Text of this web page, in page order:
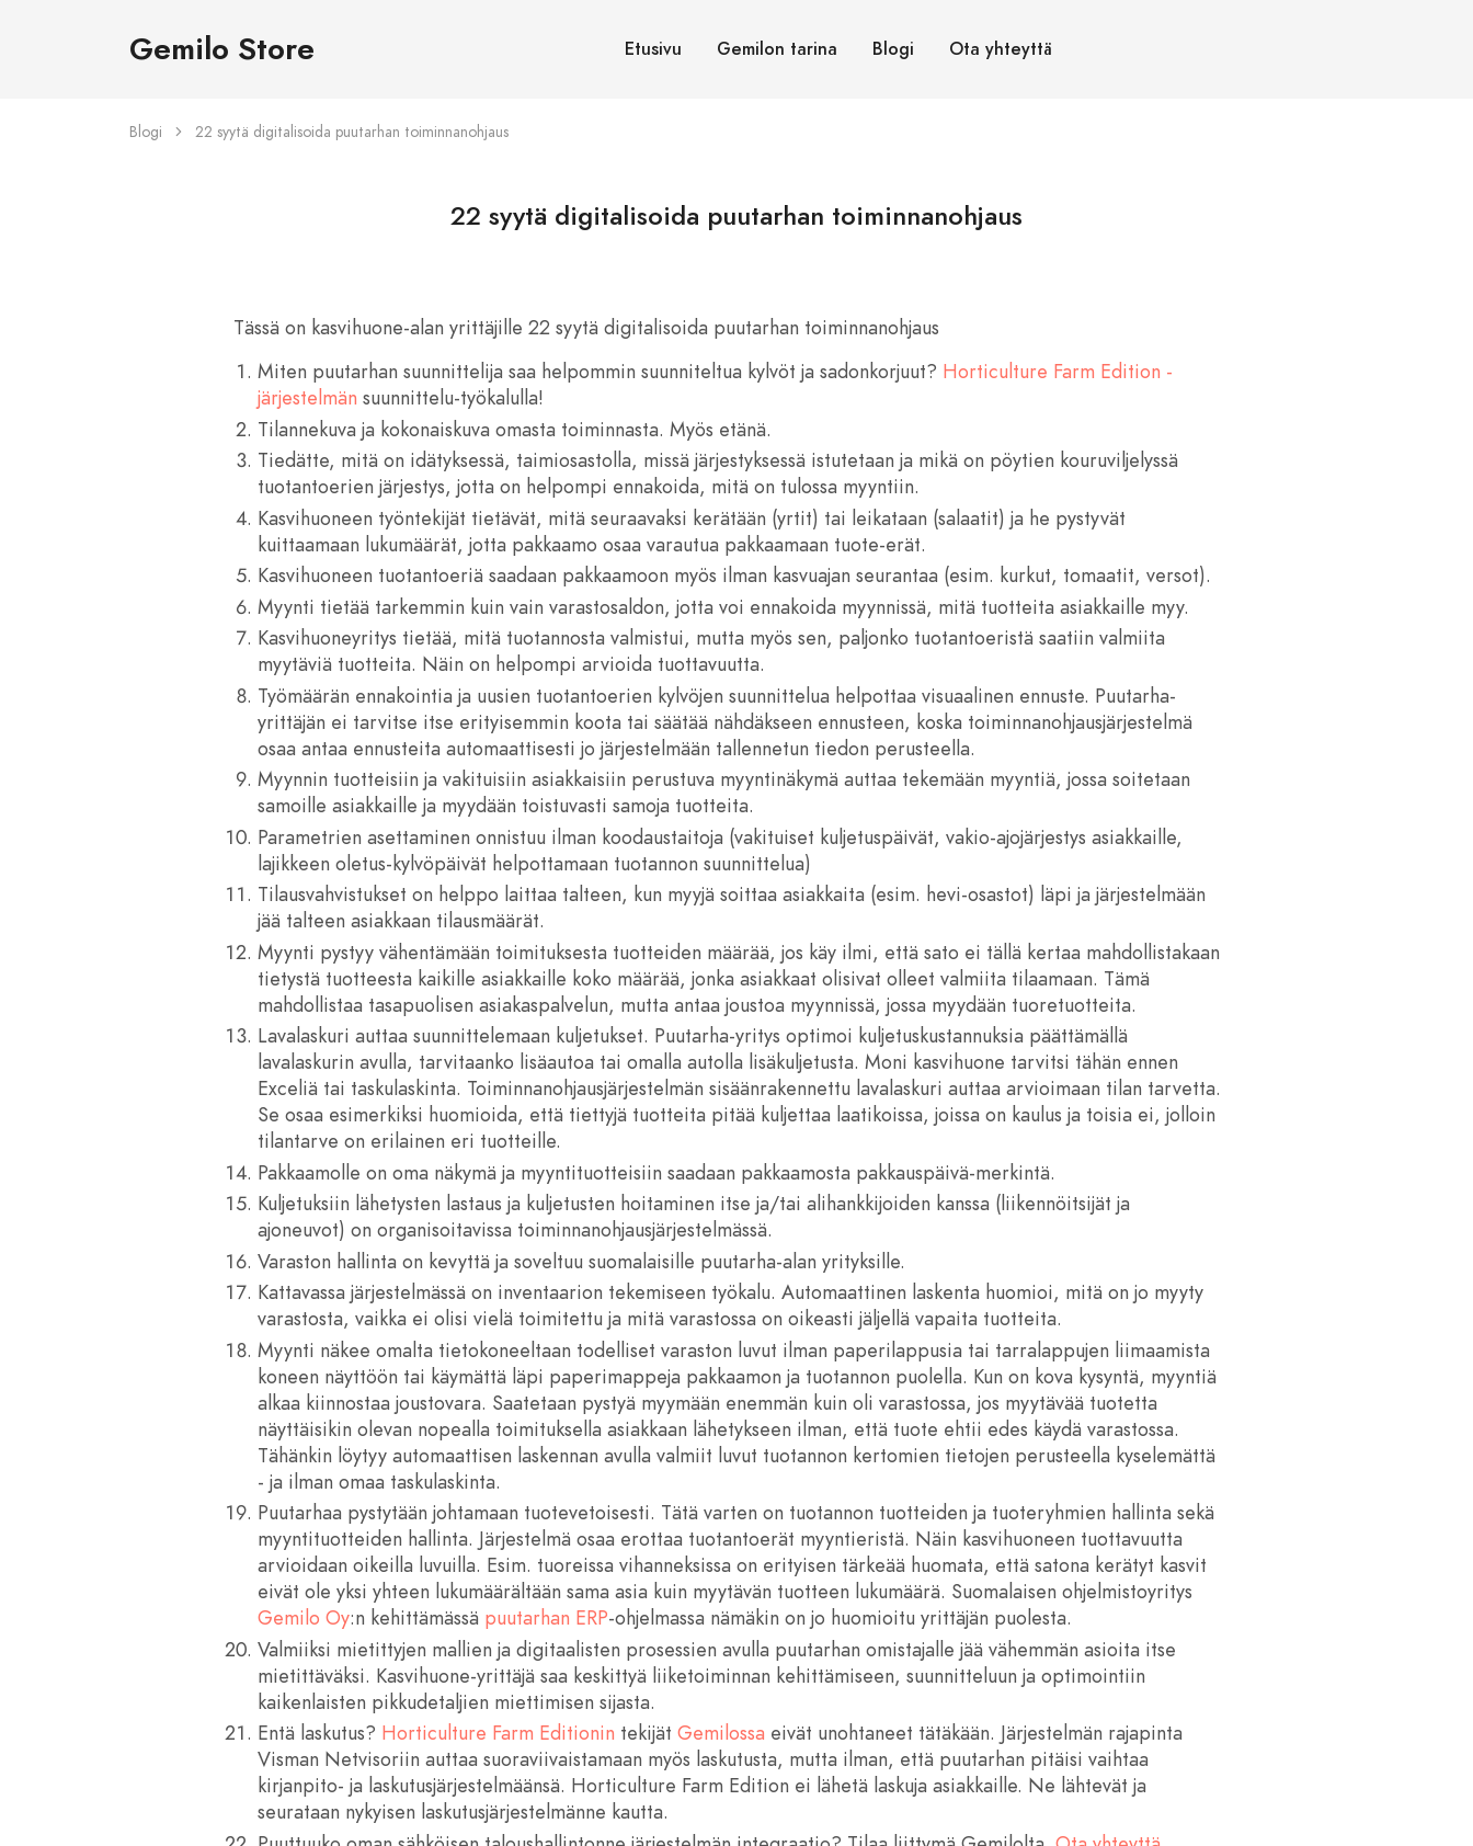
Gemilo Store Etusivu Gemilon tarina Blogi Ota yhteyttä
Blogi 22 syytä digitalisoida puutarhan toiminnanohjaus
22 syytä digitalisoida puutarhan toiminnanohjaus
Tässä on kasvihuone-alan yrittäjille 22 syytä digitalisoida puutarhan toiminnanohjaus
Miten puutarhan suunnittelija saa helpommin suunniteltua kylvöt ja sadonkorjuut? Horticulture Farm Edition -
järjestelmän suunnittelu-työkalulla!
Tilannekuva ja kokonaiskuva omasta toiminnasta. Myös etänä.
Tiedätte, mitä on idätyksessä, taimiosastolla, missä järjestyksessä istutetaan ja mikä on pöytien kouruviljelyssä
tuotantoerien järjestys, jotta on helpompi ennakoida, mitä on tulossa myyntiin.
Kasvihuoneen työntekijät tietävät, mitä seuraavaksi kerätään (yrtit) tai leikataan (salaatit) ja he pystyvät
kuittaamaan lukumäärät, jotta pakkaamo osaa varautua pakkaamaan tuote-erät.
Kasvihuoneen tuotantoeriä saadaan pakkaamoon myös ilman kasvuajan seurantaa (esim. kurkut, tomaatit, versot).
Myynti tietää tarkemmin kuin vain varastosaldon, jotta voi ennakoida myynnissä, mitä tuotteita asiakkaille myy.
Kasvihuoneyritys tietää, mitä tuotannosta valmistui, mutta myös sen, paljonko tuotantoeristä saatiin valmiita
myytäviä tuotteita. Näin on helpompi arvioida tuottavuutta.
Työmäärän ennakointia ja uusien tuotantoerien kylvöjen suunnittelua helpottaa visuaalinen ennuste. Puutarha-
yrittäjän ei tarvitse itse erityisemmin koota tai säätää nähdäkseen ennusteen, koska toiminnanohjausjärjestelmä
osaa antaa ennusteita automaattisesti jo järjestelmään tallennetun tiedon perusteella.
Myynnin tuotteisiin ja vakituisiin asiakkaisiin perustuva myyntinäkymä auttaa tekemään myyntiä, jossa soitetaan
samoille asiakkaille ja myydään toistuvasti samoja tuotteita.
Parametrien asettaminen onnistuu ilman koodaustaitoja (vakituiset kuljetuspäivät, vakio-ajojärjestys asiakkaille,
lajikkeen oletus-kylvöpäivät helpottamaan tuotannon suunnittelua)
Tilausvahvistukset on helppo laittaa talteen, kun myyjä soittaa asiakkaita (esim. hevi-osastot) läpi ja järjestelmään
jää talteen asiakkaan tilausmäärät.
Myynti pystyy vähentämään toimituksesta tuotteiden määrää, jos käy ilmi, että sato ei tällä kertaa mahdollistakaan
tietystä tuotteesta kaikille asiakkaille koko määrää, jonka asiakkaat olisivat olleet valmiita tilaamaan. Tämä
mahdollistaa tasapuolisen asiakaspalvelun, mutta antaa joustoa myynnissä, jossa myydään tuoretuotteita.
Lavalaskuri auttaa suunnittelemaan kuljetukset. Puutarha-yritys optimoi kuljetuskustannuksia päättämällä
lavalaskurin avulla, tarvitaanko lisäautoa tai omalla autolla lisäkuljetusta. Moni kasvihuone tarvitsi tähän ennen
Exceliä tai taskulaskinta. Toiminnanohjausjärjestelmän sisäänrakennettu lavalaskuri auttaa arvioimaan tilan tarvetta.
Se osaa esimerkiksi huomioida, että tiettyjä tuotteita pitää kuljettaa laatikoissa, joissa on kaulus ja toisia ei, jolloin
tilantarve on erilainen eri tuotteille.
Pakkaamolle on oma näkymä ja myyntituotteisiin saadaan pakkaamosta pakkauspäivä-merkintä.
Kuljetuksiin lähetysten lastaus ja kuljetusten hoitaminen itse ja/tai alihankkijoiden kanssa (liikennöitsijät ja
ajoneuvot) on organisoitavissa toiminnanohjausjärjestelmässä.
Varaston hallinta on kevyttä ja soveltuu suomalaisille puutarha-alan yrityksille.
Kattavassa järjestelmässä on inventaarion tekemiseen työkalu. Automaattinen laskenta huomioi, mitä on jo myyty
varastosta, vaikka ei olisi vielä toimitettu ja mitä varastossa on oikeasti jäljellä vapaita tuotteita.
Myynti näkee omalta tietokoneeltaan todelliset varaston luvut ilman paperilappusia tai tarralappujen liimaamista
koneen näyttöön tai käymättä läpi paperimappeja pakkaamon ja tuotannon puolella. Kun on kova kysyntä, myyntiä
alkaa kiinnostaa joustovara. Saatetaan pystyä myymään enemmän kuin oli varastossa, jos myytävää tuotetta
näyttäisikin olevan nopealla toimituksella asiakkaan lähetykseen ilman, että tuote ehtii edes käydä varastossa.
Tähänkin löytyy automaattisen laskennan avulla valmiit luvut tuotannon kertomien tietojen perusteella kyselemättä
- ja ilman omaa taskulaskinta.
Puutarhaa pystytään johtamaan tuotevetoisesti. Tätä varten on tuotannon tuotteiden ja tuoteryhmien hallinta sekä
myyntituotteiden hallinta. Järjestelmä osaa erottaa tuotantoerät myyntieristä. Näin kasvihuoneen tuottavuutta
arvioidaan oikeilla luvuilla. Esim. tuoreissa vihanneksissa on erityisen tärkeää huomata, että satona kerätyt kasvit
eivät ole yksi yhteen lukumäärältään sama asia kuin myytävän tuotteen lukumäärä. Suomalaisen ohjelmistoyritys
Gemilo Oy:n kehittämässä puutarhan ERP-ohjelmassa nämäkin on jo huomioitu yrittäjän puolesta.
Valmiiksi mietittyjen mallien ja digitaalisten prosessien avulla puutarhan omistajalle jää vähemmän asioita itse
mietittäväksi. Kasvihuone-yrittäjä saa keskittyä liiketoiminnan kehittämiseen, suunnitteluun ja optimointiin
kaikenlaisten pikkudetaljien miettimisen sijasta.
Entä laskutus? Horticulture Farm Editionin tekijätGemilossa eivät unohtaneet tätäkään. Järjestelmän rajapinta
Visman Netvisoriin auttaa suoraviivaistamaan myös laskutusta, mutta ilman, että puutarhan pitäisi vaihtaa
kirjanpito- ja laskutusjärjestelmäänsä. Horticulture Farm Edition ei lähetä laskuja asiakkaille. Ne lähtevät ja
seurataan nykyisen laskutusjärjestelmänne kautta.